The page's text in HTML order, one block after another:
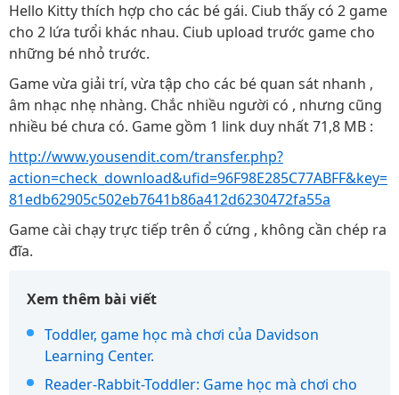
Hello Kitty thích hợp cho các bé gái. Ciub thấy có 2 game
cho 2 lứa tưổi khác nhau. Ciub upload trước game cho
những bé nhỏ trước.
Game vừa giải trí, vừa tập cho các bé quan sát nhanh ,
âm nhạc nhẹ nhàng. Chắc nhiều người có , nhưng cũng
nhiều bé chưa có. Game gồm 1 link duy nhất 71,8 MB :
http://www.yousendit.com/transfer.php?
action=check_download&ufid=96F98E285C77ABFF&key=
81edb62905c502eb7641b86a412d6230472fa55a
Game cài chạy trực tiếp trên ổ cứng , không cần chép ra
đĩa.
Xem thêm bài viết
Toddler, game học mà chơi của Davidson
Learning Center.
Reader-Rabbit-Toddler: Game học mà chơi cho